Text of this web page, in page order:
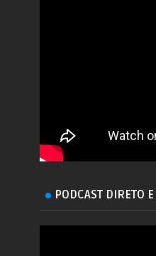
PODCAST DIRETO